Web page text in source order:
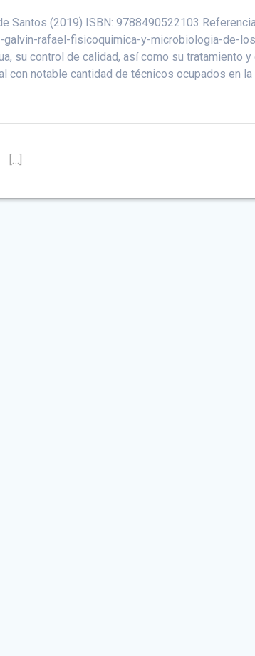
Santos (2019) ISBN: 9788490522103
rafael-fisicoquimica-y-microbiologia-de-
su control de calidad, así como su tratamiento y
con notable cantidad de técnicos ocupados en la
[…]